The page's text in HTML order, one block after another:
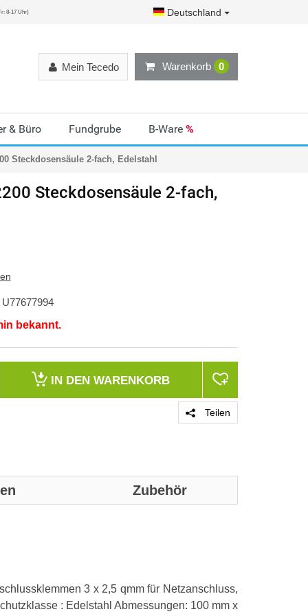
8-17 Uhr) Deutschland
Warenkorb 0
Mein Tecedo
& Büro Fundgrube B-Ware %
Steckdosensäule 2-fach, Edelstahl
Steckdosensäule 2-fach,
U77677994
bekannt.
IN DEN WARENKORB
Teilen
Zubehör
3 x 2,5 qmm für Netzanschluss,
: Edelstahl Abmessungen: 100 mm x